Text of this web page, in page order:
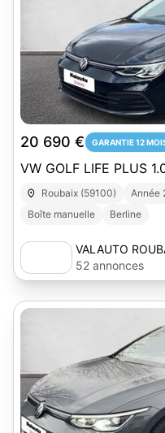
20 690 € GARANTIE 12
VW GOLF LIFE PLUS
Roubaix (59100) Année
Boîte manuelle
Berline
VALAUTO
52 annonces